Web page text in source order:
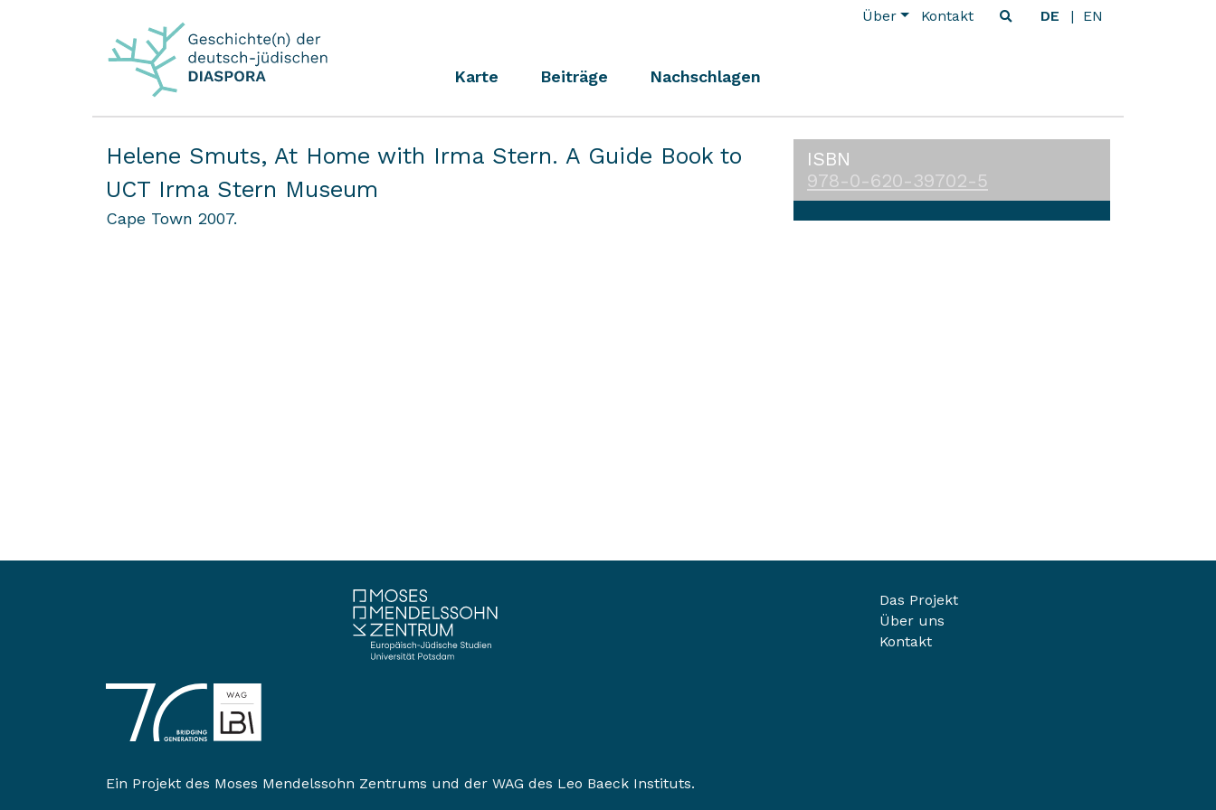
Über Kontakt DE EN
Karte Beiträge Nachschlagen
Helene Smuts, At Home with Irma Stern. A Guide Book to
UCT Irma Stern Museum
Cape Town 2007.
ISBN
978-0-620-39702-5
Ein Projekt des Moses Mendelssohn Zentrums und der WAG des Leo Baeck Instituts.
Das Projekt
Über uns
Kontakt